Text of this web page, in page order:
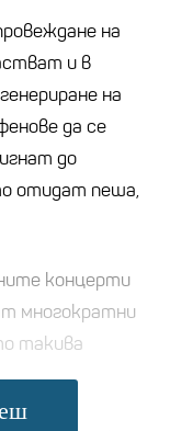
на
и в
на
да се
до
отидат пеша,
концерти
многократни
такива